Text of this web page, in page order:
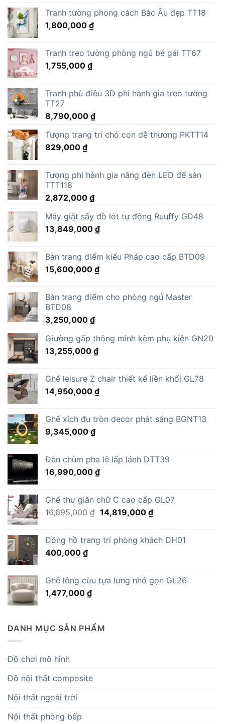
Tranh tường phong cách Bắc Âu đẹp TT18
1,800,000 ₫
Tranh treo tường phòng ngủ bé gái TT67
1,755,000 ₫
Tranh phù điêu 3D phi hành gia treo tường
TT27
8,790,000 ₫
Tượng trang trí chó con dễ thương PKTT14
829,000 ₫
Tượng phi hành gia nâng đèn LED để sàn
TTT118
2,872,000 ₫
Máy giặt sấy đồ lót tự động Ruuffy GD48
13,849,000 ₫
Bàn trang điểm kiểu Pháp cao cấp BTD09
15,600,000 ₫
Bàn trang điểm cho phòng ngủ Master
BTD08
3,250,000 ₫
Giường gấp thông minh kèm phụ kiện GN20
13,255,000 ₫
Ghế leisure Z chair thiết kế liền khối GL78
14,950,000 ₫
Ghế xích đu tròn decor phát sáng BGNT13
9,345,000 ₫
Đèn chùm pha lê lấp lánh DTT39
16,990,000 ₫
Ghế thư giãn chữ C cao cấp GL07
16,695,000₫ Giá
16,695,000 ₫.
14,819,000 ₫Giá
là:
Đồng hồ trang trí phòng khách DH01
400,000 ₫
Ghế lông cừu tựa lưng nhỏ gọn GL26
1,477,000 ₫
DANH MỤC SẢN PHẨM
Đồ chơi mô hình
Đồ nội thất composite
Nội thất ngoài trời
Nội thất phòng bếp